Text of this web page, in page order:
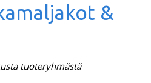
&
tuoteryhmästä